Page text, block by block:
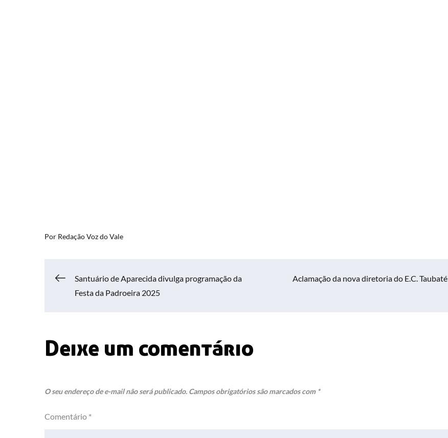
Por Redação Voz do Vale
Navegação
Post
Santuário de Aparecida divulga programação da
Festa da Padroeira 2025
Aclamação da nova diretoria do E.C. Taubaté
Deixe um comentário
O seu endereço de e-mail não será publicado. Campos obrigatórios são marcados com *
Comentário *